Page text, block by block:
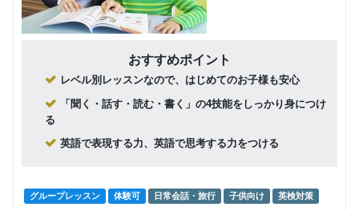
回数：4 / 1セッション40分
9,000円(税込) / 月
回数：4 / 1セッション40分
Class2c,2b,2a
中学生 高校生
9,500円(税込) / 月
おすすめポイント
レベル別レッスンなので、はじめてのお子様も安心
「聞く・話す・読む・書く」の4技能をしっかり身につけ
る
英語で表現する力、英語で思考する力をつける
グループレッスン 体験可 日常会話・旅行 子供向け 英検対策